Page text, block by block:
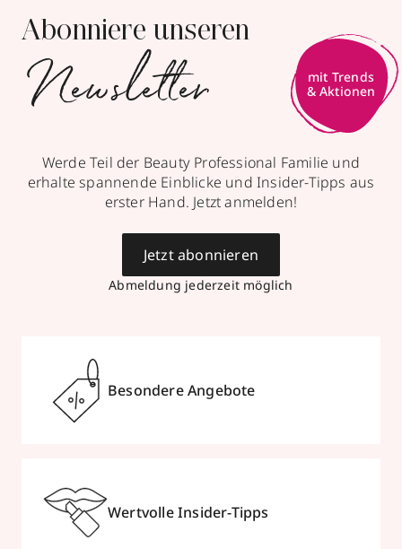
Abonniere unseren
Newsletter
Werde Teil der Beauty Professional Familie und
erhalte spannende Einblicke und Insider-Tipps aus
erster Hand. Jetzt anmelden!
Abmeldung jederzeit möglich
Jetzt abonnieren
Besondere Angebote
Wertvolle Insider-Tipps